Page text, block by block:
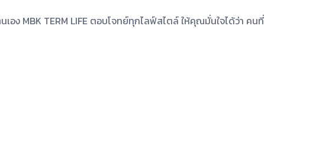
อง MBK TERM LIFE ตอบโจทย์ทุกไลฟ์สไตล์ ให้คุณมั่นใจได้ว่า คนที่